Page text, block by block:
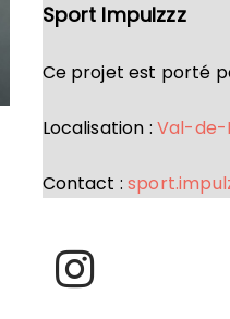
Sport Impulzzz
Ce projet est porté
Localisation : Val-de-
Contact :